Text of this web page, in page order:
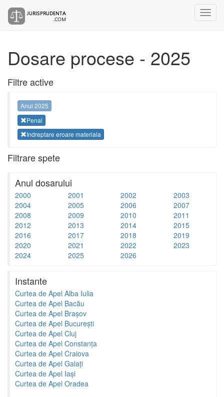
Dosare procese - 2025
Filtre active
Anul 2025
Penal
Indreptare eroare materiala
Filtrare spete
Anul dosarului
2000 2001 2002
2003
2004
2005 2006
2007
2008
2009 2010
2011
2012
2013 2014
2015
2016
2017 2018
2019
2020
2021 2022
2023
2024
2025 2026
Instante
Curtea de Apel Alba Iulia
Curtea de Apel Bacău
Curtea de Apel Brașov
Curtea de Apel București
Curtea de Apel Cluj
Curtea de Apel Constanța
Curtea de Apel Craiova
Curtea de Apel Galați
Curtea de Apel Iași
Curtea de Apel Oradea